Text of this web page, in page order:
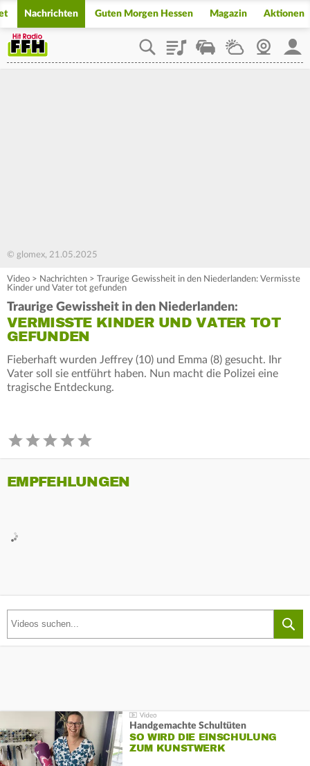
Nachrichten Guten Morgen Hessen Magazin Aktionen
PlaylistStaupilotWetterWebcam
© glomex, 21.05.2025
Video > Nachrichten > Traurige Gewissheit in den Niederlanden: Vermisste
Kinder und Vater tot gefunden
Traurige Gewissheit in den Niederlanden:
VERMISSTE KINDER UND VATER TOT
GEFUNDEN
Fieberhaft wurden Jeffrey (10) und Emma (8) gesucht. Ihr
Vater soll sie entführt haben. Nun macht die Polizei eine
tragische Entdeckung.
EMPFEHLUNGEN
Handgemachte Schultüten
SO WIRD DIE EINSCHULUNG
ZUM KUNSTWERK